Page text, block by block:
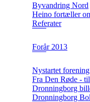
Byvandring Nord
Heino fortæller
Referater
Forår 2013
Nystartet forening
Fra Den Røde -
Dronningborg
Dronningborg